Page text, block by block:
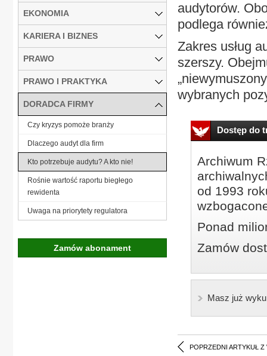
audytorów.
podlega
Zakres usług
szerszy.
wybranych
Dostęp do
Archiwum
od 1993
Ponad
Zamów
Masz już
POPRZEDNI ARTYKUŁ Z
EKONOMIA
KARIERA I BIZNES
PRAWO
PRAWO I PRAKTYKA
DORADCA FIRMY
Czy kryzys pomoże branży
Dlaczego audyt dla firm
Kto potrzebuje audytu? A kto nie!
Rośnie wartość raportu biegłego
rewidenta
Uwaga na priorytety regulatora
Zamów abonament